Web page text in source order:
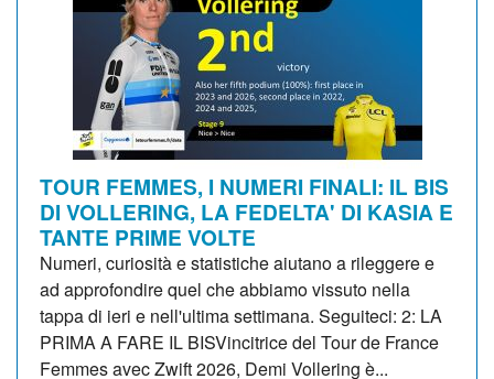
TOUR FEMMES, I NUMERI FINALI: IL BIS
DI VOLLERING, LA FEDELTA' DI KASIA E
TANTE PRIME VOLTE
Numeri, curiosità e statistiche aiutano a rileggere e
ad approfondire quel che abbiamo vissuto nella
tappa di ieri e nell'ultima settimana. Seguiteci: 2: LA
PRIMA A FARE IL BISVincitrice del Tour de France
Femmes avec Zwift 2026, Demi Vollering è...